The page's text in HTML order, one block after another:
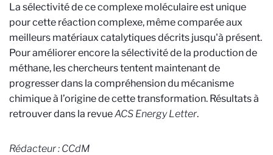
La sélectivité de ce complexe moléculaire est unique
pour cette réaction complexe, même comparée aux
meilleurs matériaux catalytiques décrits jusqu'à présent.
Pour améliorer encore la sélectivité de la production de
méthane, les chercheurs tentent maintenant de
progresser dans la compréhension du mécanisme
chimique à l’origine de cette transformation. Résultats à
retrouver dans la revueACS Energy Letter.
Rédacteur : CCdM